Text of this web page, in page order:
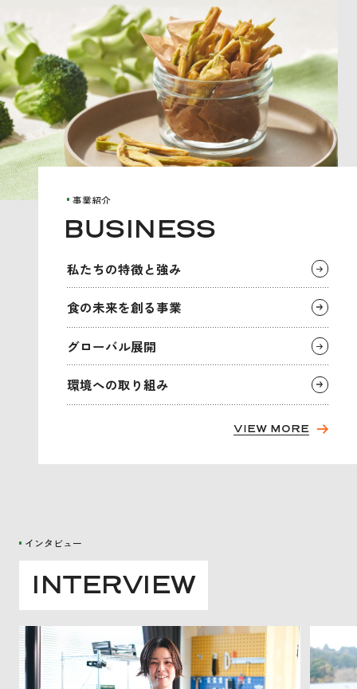
事業紹介
BUSINESS
私たちの特徴と強み
食の未来を創る事業
グローバル展開
環境への取 り組み
VIEW MORE
インタビュー
INTERVIEW